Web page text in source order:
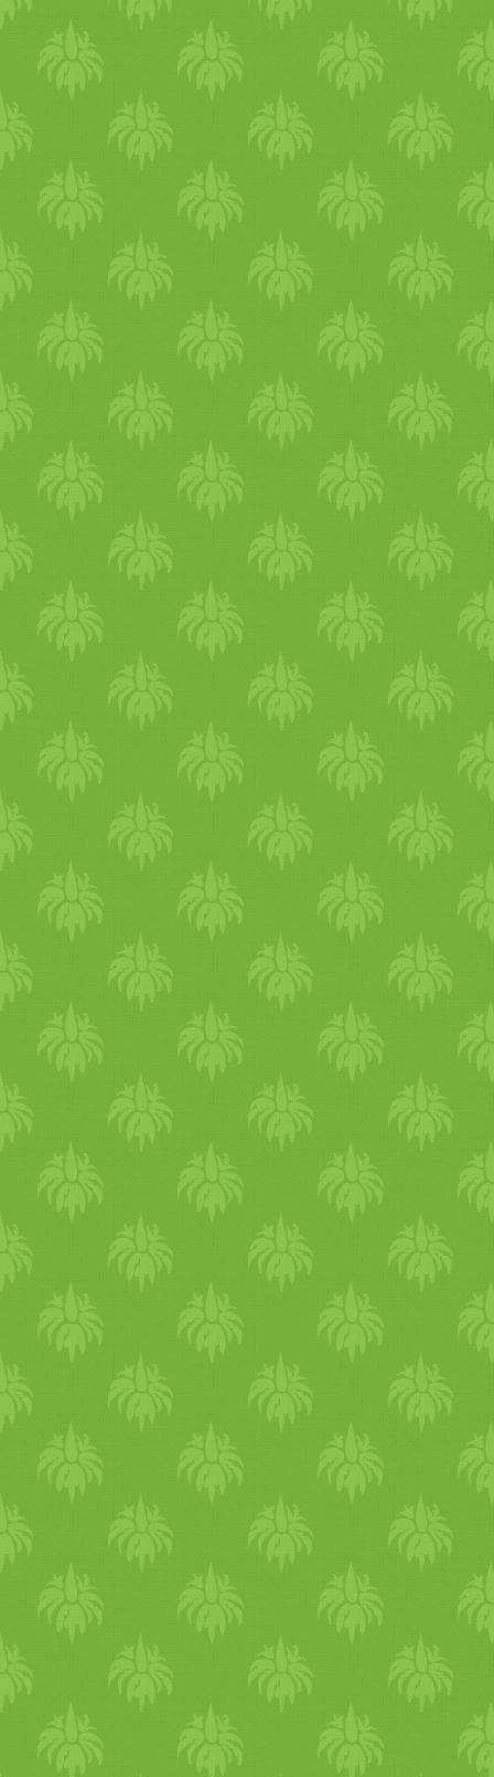
akkor utána a formulában
klikkeljetek a szürke I
commented! kockára; ha
nem vagy ha már lájkoltátok
a Collective Plant Facebook
oldalát, akkor írjátok be a kis
kockába, hogy milyen névvel
lájkoltatok (vagyis amilyen
névvel vagytok regisztrálva a
Facebookon), aztán klikk a
szürke I visited! kockára.
Ezenkívül osszátok meg a
játékot itt a bejegyzés alatt
található megosztási
lehetőségek egyikével
(Facebook, Twitter). a
Rafflecopter giveaway
Szabályok : 2014. december
16-tól december 19-ig lehet
játszani. Eredményhirdetés
december 20-án. A nyertest
emailben fogom értesíteni,
majd a neve kikerül a blogra
(ez a bejegyzés fog
A nyertesnek a nyereményt a
Collective Plant postázza
magyarországi címre.